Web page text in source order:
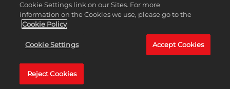
Разработчик: Hangar 13. Mafia, Take-Two Interactive Software, 2K,
Hangar 13 и их соответствующие логотипы являются торговыми
знаками Take-Two Interactive Software, Inc. Все остальные
торговые знаки являются собственностью соответствующих
владельцев. Все права защищены.
Cookie Settings link on our Sites. For more
information on the Cookies we use, please go to the
Cookie Policy
Cookie Settings Accept Cookies
Reject Cookies